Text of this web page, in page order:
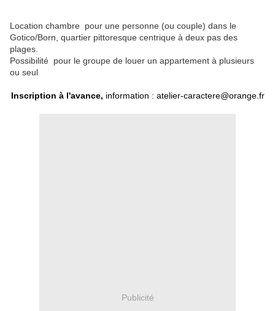
Location chambre pour une personne (ou couple) dans le
Gotico/Born, quartier pittoresque centrique à deux pas des
plages.
Possibilité pour le groupe de louer un appartement à plusieurs
ou seul
Inscription à l'avance, information : atelier-caractere@orange.fr
Publicité